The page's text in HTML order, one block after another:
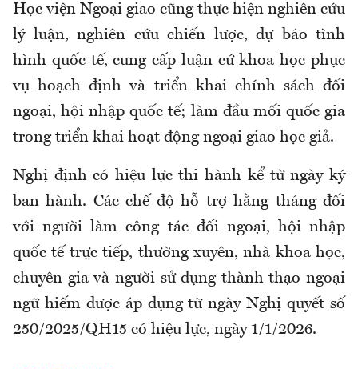
Học viện Ngoại giao cũng thực hiện nghiên cứu
lý luận, nghiên cứu chiến lược, dự báo tình
hình quốc tế, cung cấp luận cứ khoa học phục
vụ hoạch định và triển khai chính sách đối
ngoại, hội nhập quốc tế; làm đầu mối quốc gia
trong triển khai hoạt động ngoại giao học giả.
Nghị định có hiệu lực thi hành kể từ ngày ký
ban hành. Các chế độ hỗ trợ hằng tháng đối
với người làm công tác đối ngoại, hội nhập
quốc tế trực tiếp, thường xuyên, nhà khoa học,
chuyên gia và người sử dụng thành thạo ngoại
ngữ hiếm được áp dụng từ ngày Nghị quyết số
250/2025/QH15 có hiệu lực, ngày 1/1/2026.